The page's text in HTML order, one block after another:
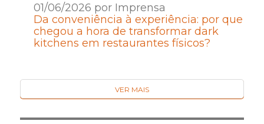
01/06/2026 por Imprensa
Da conveniência à experiência: por que
chegou a hora de transformar dark
kitchens em restaurantes físicos?
VER MAIS